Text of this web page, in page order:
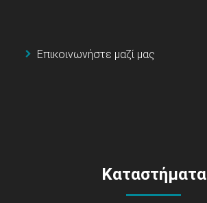
Επικοινωνήστε μαζί μας
Καταστήματα